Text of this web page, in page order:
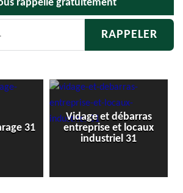
rappelle gratuitement
31
Vidage et débarras
entreprise et locaux
industriel 31